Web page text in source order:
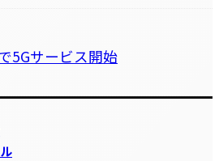
5Gサービス開始